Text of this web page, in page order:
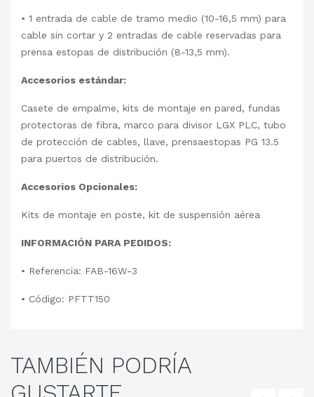
• 1 entrada de cable de tramo medio (10-16,5 mm) para
cable sin cortar y 2 entradas de cable reservadas para
prensa estopas de distribución (8-13,5 mm).
Accesorios estándar:
Casete de empalme, kits de montaje en pared, fundas
protectoras de fibra, marco para divisor LGX PLC, tubo
de protección de cables, llave, prensaestopas PG 13.5
para puertos de distribución.
Accesorios Opcionales:
Kits de montaje en poste, kit de suspensión aérea
INFORMACIÓN PARA PEDIDOS:
• Referencia: FAB-16W-3
• Código: PFTT150
TAMBIÉN PODRÍA